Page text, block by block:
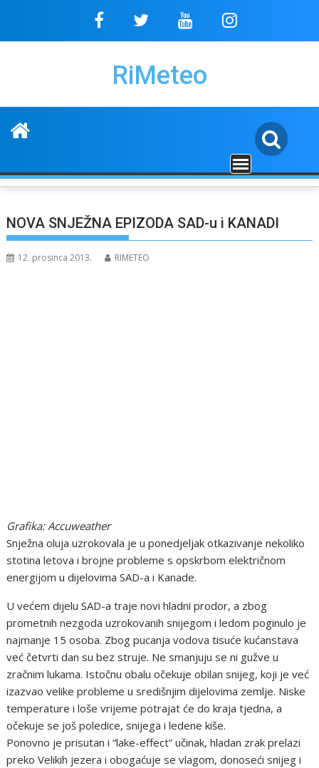
content
RiMeteo
NOVA SNJEŽNA EPIZODA SAD-u i KANADI
12. prosinca 2013. RIMETEO
Grafika: Accuweather
Snježna oluja uzrokovala je u ponedjeljak otkazivanje nekoliko
stotina letova i brojne probleme s opskrbom električnom
energijom u dijelovima SAD-a i Kanade.
U većem dijelu SAD-a traje novi hladni prodor, a zbog
prometnih nezgoda uzrokovanih snijegom i ledom poginulo je
najmanje 15 osoba. Zbog pucanja vodova tisuće kućanstava
već četvrti dan su bez struje. Ne smanjuju se ni gužve u
zračnim lukama. Istočnu obalu očekuje obilan snijeg, koji je već
izazvao velike probleme u središnjim dijelovima zemlje. Niske
temperature i loše vrijeme potrajat će do kraja tjedna, a
očekuje se još poledice, snijega i ledene kiše.
Ponovno je prisutan i “lake-effect” učinak, hladan zrak prelazi
preko Velikih jezera i obogaćuje se vlagom, donoseći snijeg i